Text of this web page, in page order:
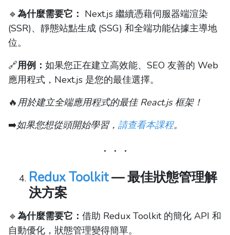
🔹為什麼需要它： Next.js 繼續憑藉伺服器端渲染
(SSR)、靜態站點生成 (SSG) 和全端功能佔據主導地
位。
🔗用例： 如果您正在建立高效能、SEO 友善的 Web
應用程式，Next.js 是您的最佳選擇。
🔥用於建立全端應用程式的最佳 React.js 框架！
➡️如果您想從頭開始學習， 請查看本課程。
Redux Toolkit— 最佳狀態管理解
決方案
🔹為什麼需要它： 借助 Redux Toolkit 的簡化 API 和
自動優化，狀態管理變得簡單。